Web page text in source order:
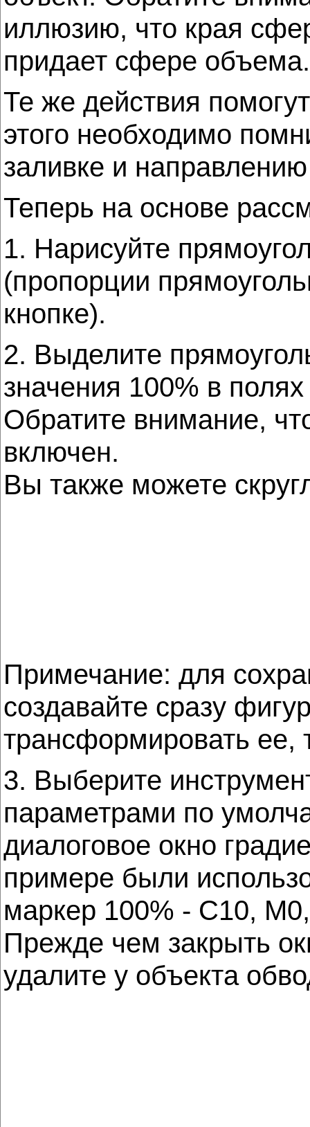
иллюзию, что края
придает сфере объема.
Те же действия
этого необходимо
заливке и
Теперь на основе
1. Нарисуйте
(пропорции
кнопке).
2. Выделите
значения 100% в
Обратите внимание,
включен.
Вы также можете
Примечание: для
создавайте сразу
трансформировать ее,
3. Выберите
параметрами по
диалоговое окно
примере были
маркер 100% - C10,
Прежде чем закрыть
удалите у объекта